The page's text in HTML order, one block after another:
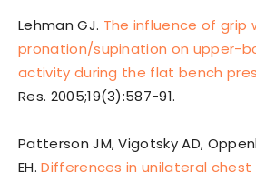
Lehman GJ. The influence of grip
pronation/supination on upper-
activity during the flat bench
Res. 2005;19(3):587-91.
Patterson JM, Vigotsky AD,
EH.Differences in unilateral chest